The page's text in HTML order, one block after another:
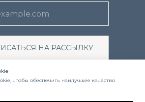
НА РАССЫЛКУ
с
и даю согласие на
персональных данных.
чтобы обеспечить наилучшее качество